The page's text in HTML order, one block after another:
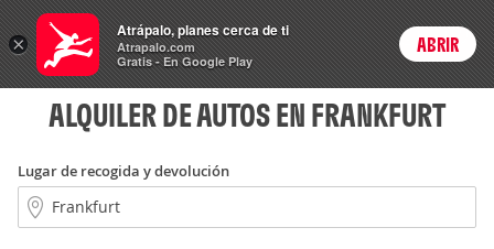
Rent
a Car Login
ALQUILER DE AUTOS EN FRANKFURT
Lugar de recogida y devolución
×
Atrápalo, planes cerca de ti
Atrapalo.com
Gratis - En Google Play
ABRIR